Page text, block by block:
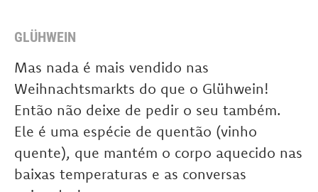
GLÜHWEIN
Mas nada é mais vendido nas
Weihnachtsmarkts do que o Glühwein!
Então não deixe de pedir o seu também.
Ele é uma espécie de quentão (vinho
quente), que mantém o corpo aquecido nas
baixas temperaturas e as conversas